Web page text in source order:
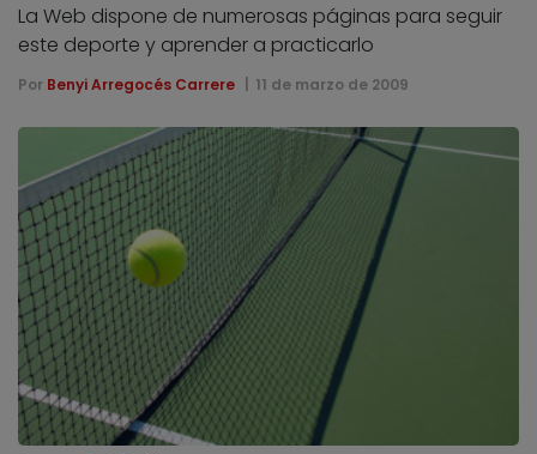
La Web dispone de numerosas páginas para seguir
este deporte y aprender a practicarlo
Por Benyi Arregocés Carrere 11 de marzo de 2009